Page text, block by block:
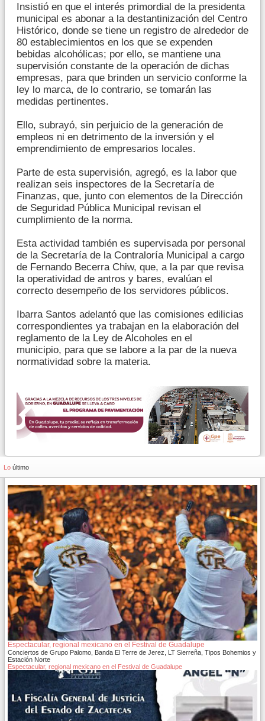
Insistió en que el interés primordial de la presidenta
municipal es abonar a la destantinización del Centro
Histórico, donde se tiene un registro de alrededor de
80 establecimientos en los que se expenden
bebidas alcohólicas; por ello, se mantiene una
supervisión constante de la operación de dichas
empresas, para que brinden un servicio conforme la
ley lo marca, de lo contrario, se tomarán las
medidas pertinentes.
Ello, subrayó, sin perjuicio de la generación de
empleos ni en detrimento de la inversión y el
emprendimiento de empresarios locales.
Parte de esta supervisión, agregó, es la labor que
realizan seis inspectores de la Secretaría de
Finanzas, que, junto con elementos de la Dirección
de Seguridad Pública Municipal revisan el
cumplimiento de la norma.
Esta actividad también es supervisada por personal
de la Secretaría de la Contraloría Municipal a cargo
de Fernando Becerra Chiw, que, a la par que revisa
la operatividad de antros y bares, evalúan el
correcto desempeño de los servidores públicos.
Ibarra Santos adelantó que las comisiones edilicias
correspondientes ya trabajan en la elaboración del
reglamento de la Ley de Alcoholes en el
municipio, para que se labore a la par de la nueva
normatividad sobre la materia.
Lo último
Espectacular, regional mexicano en el Festival de Guadalupe
Conciertos de Grupo Palomo, Banda El Terre de Jerez, LT Sierreña, Tipos Bohemios y
Estación Norte
Espectacular, regional mexicano en el Festival de Guadalupe